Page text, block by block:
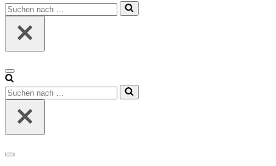
Suchen
nach …
Navigationsmenü
Suchen
nach …
Navigationsmenü